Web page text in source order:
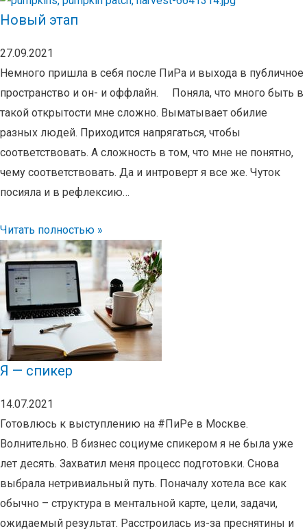
Новый этап
27.09.2021
Немного пришла в себя после ПиРа и выхода в публичное
пространство и он- и оффлайн. ⠀ Поняла, что много быть в
такой открытости мне сложно. Выматывает обилие
разных людей. Приходится напрягаться, чтобы
соответствовать. А сложность в том, что мне не понятно,
чему соответствовать. Да и интроверт я все же. Чуток
посияла и в рефлексию… ⠀
Читать полностью »
Я — спикер
14.07.2021
Готовлюсь к выступлению на #ПиРе в Москве.
Волнительно. В бизнес социуме спикером я не была уже
лет десять. Захватил меня процесс подготовки. Снова
выбрала нетривиальный путь. Поначалу хотела все как
обычно – структура в ментальной карте, цели, задачи,
ожидаемый результат. Расстроилась из-за преснятины и